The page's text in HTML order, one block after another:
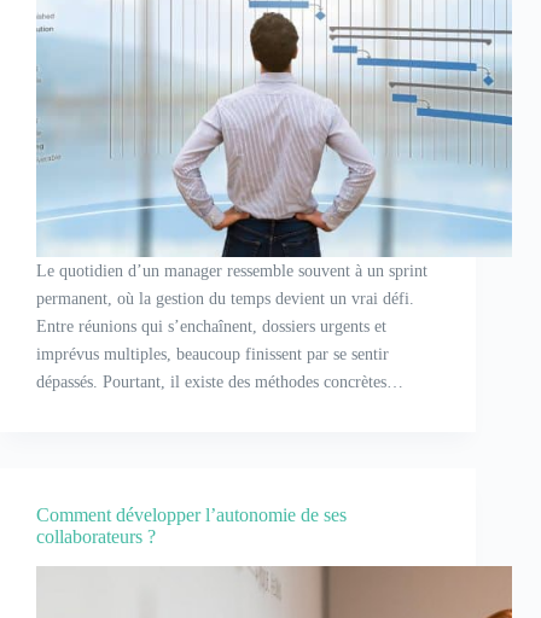
Le quotidien d’un manager ressemble souvent à un sprint
permanent, où la gestion du temps devient un vrai défi.
Entre réunions qui s’enchaînent, dossiers urgents et
imprévus multiples, beaucoup finissent par se sentir
dépassés. Pourtant, il existe des méthodes concrètes…
Comment développer l’autonomie de ses
collaborateurs ?